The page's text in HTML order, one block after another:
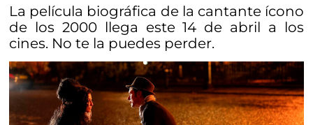
La película biográfica de la cantante ícono
de los 2000 llega este 14 de abril a los
cines. No te la puedes perder.